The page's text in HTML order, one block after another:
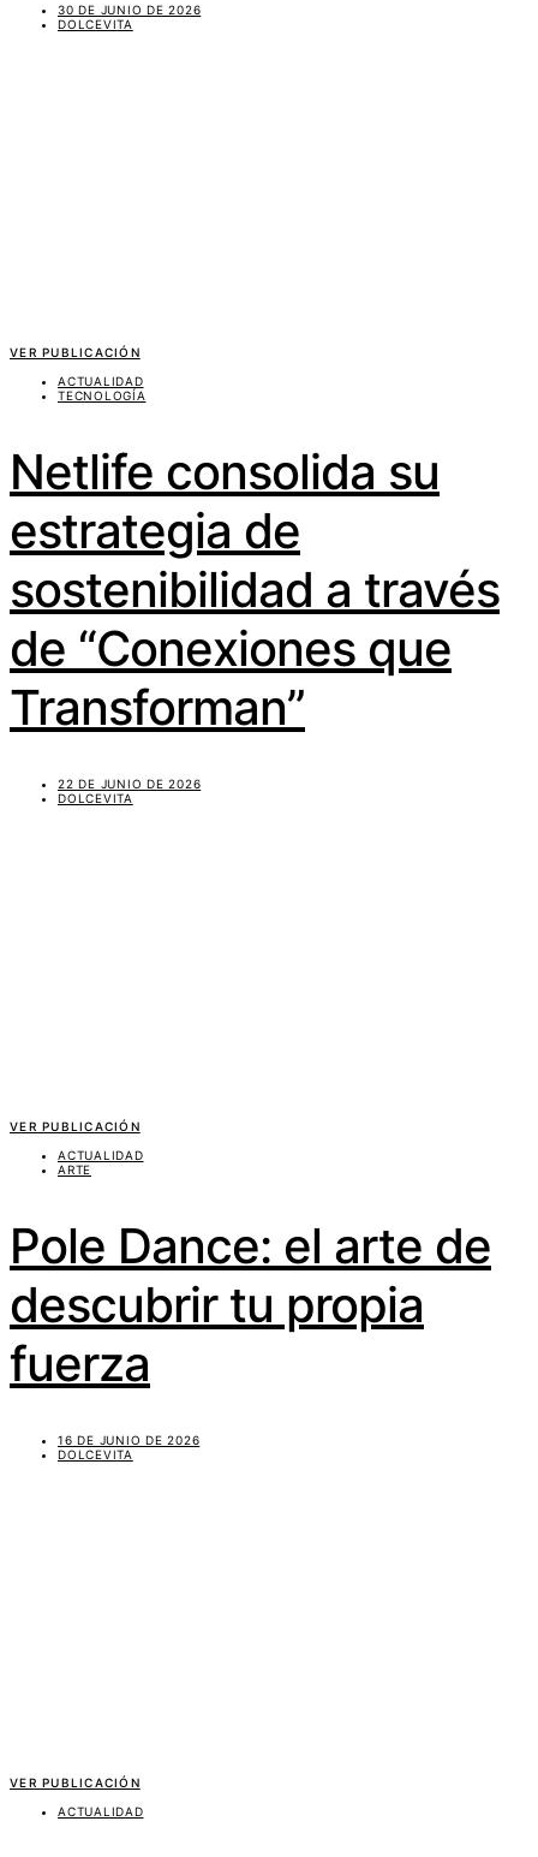
30 DE JUNIO DE 2026
DOLCEVITA
VER PUBLICACIÓN
ACTUALIDAD
TECNOLOGÍA
Netlife consolida su
estrategia de
sostenibilidad a través
de “Conexiones que
Transforman”
22 DE JUNIO DE 2026
DOLCEVITA
VER PUBLICACIÓN
ACTUALIDAD
ARTE
Pole Dance: el arte de
descubrir tu propia
fuerza
16 DE JUNIO DE 2026
DOLCEVITA
VER PUBLICACIÓN
ACTUALIDAD